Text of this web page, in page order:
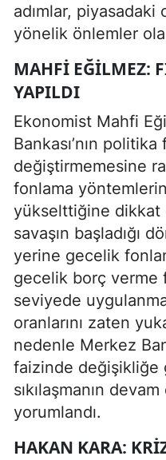
adımlar, piyasadaki
yönelik önlemler
MAHFI EĞILMEZ:
YAPILDI
Ekonomist Mahfi
Bankası’nın
değiştirmemesine
fonlama
yükselttiğine dikkat
savaşın başladığı
yerine gecelik
gecelik borç verme
seviyede
oranlarını zaten
nedenle Merkez
faizinde değişikliğe
sıkılaşmanın
yorumlandı.
HAKAN KARA: